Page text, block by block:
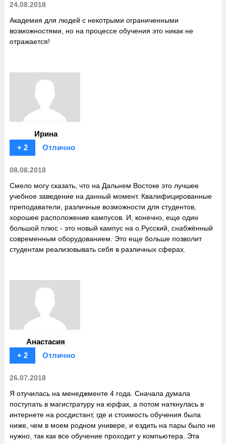
24.08.2018
Академия для людей с некотрыми ограниченными
возможностями, но на процессе обучения это никак не
отражается!
Ирина
+ 2
Отлично
08.08.2018
Смело могу сказать, что на Дальнем Востоке это лучшее
учебное заведение на данный момент. Квалифицированные
преподаватели, различные возможности для студентов,
хорошее расположение кампусов. И, конечно, еще один
большой плюс - это новый кампус на о.Русский, снабжённый
современным оборудованием. Это еще больше позволит
студентам реализовывать себя в различных сферах.
Анастасия
+ 2
Отлично
26.07.2018
Я отучилась на менеджменте 4 года. Сначала думала
поступать в магистратуру на юрфак, а потом наткнулась в
интернете на росдистант, где и стоимость обучения была
ниже, чем в моем родном универе, и ездить на пары было не
нужно, так как все обучение проходит у компьютера. Эта